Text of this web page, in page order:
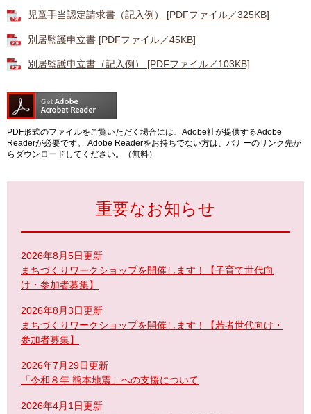
児童手当認定請求書（記入例） [PDFファイル／325KB]
別居監護申立書 [PDFファイル／45KB]
別居監護申立書（記入例） [PDFファイル／103KB]
PDF形式のファイルをご覧いただく場合には、Adobe社が提供するAdobe
Readerが必要です。
Adobe Readerをお持ちでない方は、バナーのリンク先か
らダウンロードしてください。（無料）
重要なお知らせ
2026年8月5日更新
まちづくりワークショップを開催します！【子育て世代向
け・参加者募集】
2026年8月3日更新
まちづくりワークショップを開催します！【若者世代向け・
参加者募集】
2026年7月29日更新
「令和８年 熊本地震」への支援について
2026年4月1日更新